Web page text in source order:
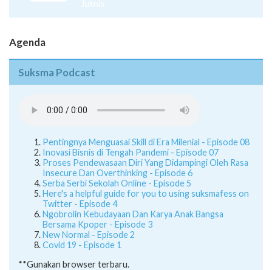
Juknis
Agenda
Suksma Podcast
Pentingnya Menguasai Skill di Era Milenial - Episode 08
Inovasi Bisnis di Tengah Pandemi - Episode 07
Proses Pendewasaan Diri Yang Didampingi Oleh Rasa
Insecure Dan Overthinking - Episode 6
Serba Serbi Sekolah Online - Episode 5
Here's a helpful guide for you to using suksmafess on
Twitter - Episode 4
Ngobrolin Kebudayaan Dan Karya Anak Bangsa
Bersama Kpoper - Episode 3
New Normal - Episode 2
Covid 19 - Episode 1
**Gunakan browser terbaru.